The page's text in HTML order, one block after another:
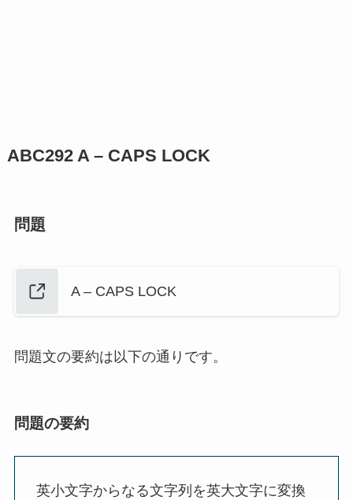
ABC292 A – CAPS LOCK
問題
A – CAPS LOCK
問題文の要約は以下の通りです。
問題の要約
英小文字からなる文字列を英大文字に変換